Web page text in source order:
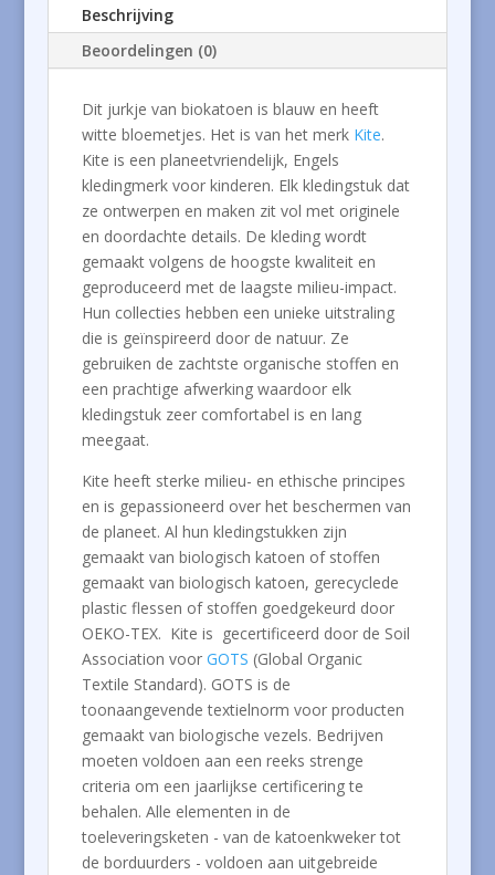
Beschrijving
Beoordelingen (0)
Dit jurkje van biokatoen is blauw en heeft
witte bloemetjes. Het is van het merk Kite.
Kite is een planeetvriendelijk, Engels
kledingmerk voor kinderen. Elk kledingstuk dat
ze ontwerpen en maken zit vol met originele
en doordachte details. De kleding wordt
gemaakt volgens de hoogste kwaliteit en
geproduceerd met de laagste milieu-impact.
Hun collecties hebben een unieke uitstraling
die is geïnspireerd door de natuur. Ze
gebruiken de zachtste organische stoffen en
een prachtige afwerking waardoor elk
kledingstuk zeer comfortabel is en lang
meegaat.
Kite heeft sterke milieu- en ethische principes
en is gepassioneerd over het beschermen van
de planeet. Al hun kledingstukken zijn
gemaakt van biologisch katoen of stoffen
gemaakt van biologisch katoen, gerecyclede
plastic flessen of stoffen goedgekeurd door
OEKO-TEX. Kite is gecertificeerd door de Soil
Association voor GOTS (Global Organic
Textile Standard). GOTS is de
toonaangevende textielnorm voor producten
gemaakt van biologische vezels. Bedrijven
moeten voldoen aan een reeks strenge
criteria om een ​​jaarlijkse certificering te
behalen. Alle elementen in de
toeleveringsketen - van de katoenkweker tot
de borduurders - voldoen aan uitgebreide